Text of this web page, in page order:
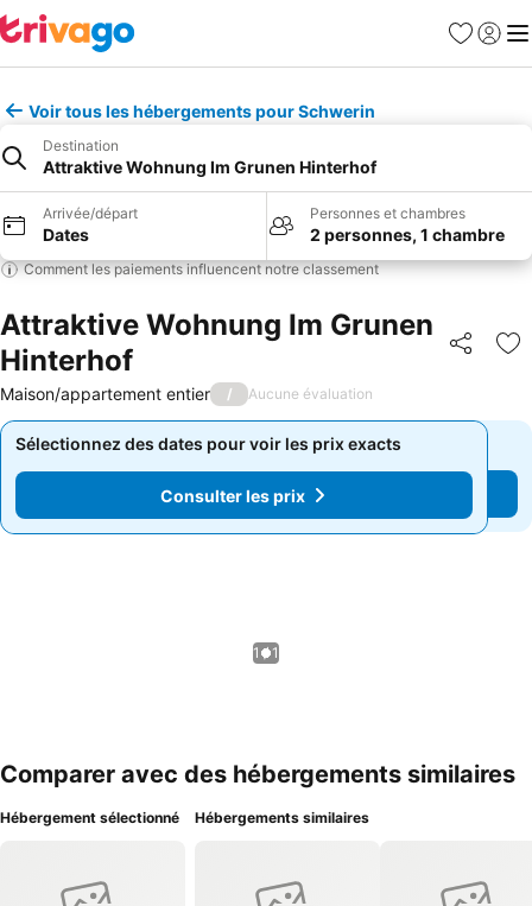
Favoris
Se
Voir tous les hébergements pour Schwerin
Destination
Attraktive Wohnung Im Grunen Hinterhof
Arrivée/départ
Dates
Personnes et chambres
2 personnes, 1 chambre
Comment les paiements influencent notre classement
Attraktive Wohnung Im Grunen
Hinterhof
Partager
Maison/appartement entier / Aucune évaluation
Sélectionnez des dates pour voir les prix exacts
Consulter les prix
Sélectionnez des dates pour voir les prix exacts
Consulter les prix
1 / 1
Comparer avec des hébergements similaires
Hébergement sélectionné Hébergements similaires